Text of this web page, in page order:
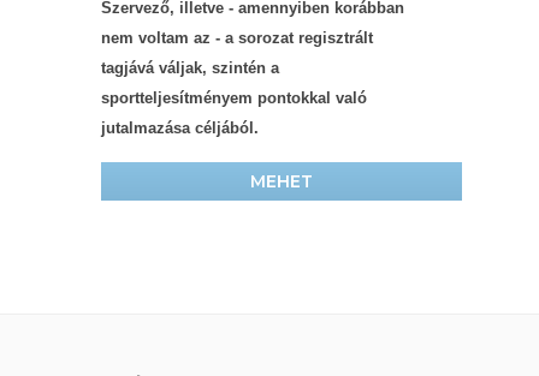
Szervező, illetve - amennyiben korábban
nem voltam az - a sorozat regisztrált
tagjává váljak, szintén a
sportteljesítményem pontokkal való
jutalmazása céljából.
MEHET